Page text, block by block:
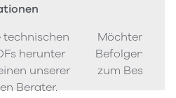
technischen
herunter
unserer
Berater.
Möchten Sie
Befolgen Sie
zum